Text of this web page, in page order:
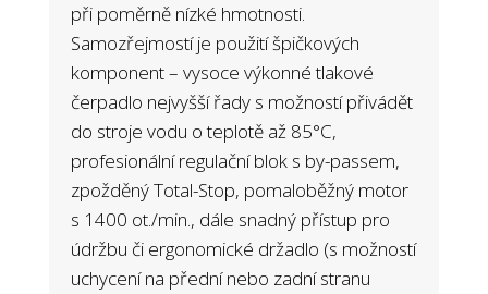
při poměrně nízké hmotnosti.
Samozřejmostí je použití špičkových
komponent – vysoce výkonné tlakové
čerpadlo nejvyšší řady s možností přivádět
do stroje vodu o teplotě až 85°C,
profesionální regulační blok s by-passem,
zpožděný Total-Stop, pomaloběžný motor
s 1400 ot./min., dále snadný přístup pro
údržbu či ergonomické držadlo (s možností
uchycení na přední nebo zadní stranu